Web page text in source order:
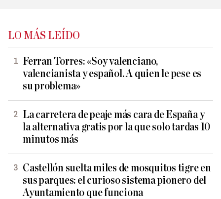
LO MÁS LEÍDO
Ferran Torres: «Soy valenciano,
valencianista y español. A quien le pese es
su problema»
La carretera de peaje más cara de España y
la alternativa gratis por la que solo tardas 10
minutos más
Castellón suelta miles de mosquitos tigre en
sus parques: el curioso sistema pionero del
Ayuntamiento que funciona